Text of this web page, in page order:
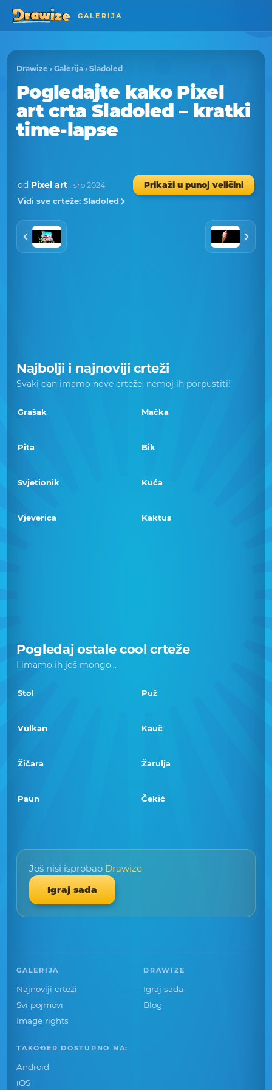
GALERIJA
Drawize › Galerija › Sladoled
Pogledajte kako Pixel
art crta Sladoled – kratki
time-lapse
od Pixel art · srp 2024
Prikaži u punoj veličini
Vidi sve crteže: Sladoled
Najbolji i najnoviji crteži
Svaki dan imamo nove crteže, nemoj ih porpustiti!
Grašak Mačka
Pita Bik
Svjetionik Kuća
Vjeverica Kaktus
Pogledaj ostale cool crteže
I imamo ih još mongo...
Stol Puž
Vulkan Kauč
Žičara Žarulja
Paun Čekić
Još nisi isprobao Drawize
Igraj sada
GALERIJA
Najnoviji crteži
Svi pojmovi
Image rights
DRAWIZE
Igraj sada
Blog
TAKOĐER DOSTUPNO NA:
Android
iOS